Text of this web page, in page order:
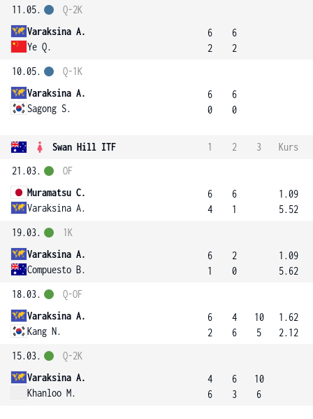
11.05.
Varaksina A.
Ye Q.
Q-2K
6
2
6
2
10.05.
Varaksina A.
Sagong S.
Q-1K
6
0
6
0
Swan Hill ITF 1 2 3
Kurs
21.03.
Muramatsu C.
Varaksina A.
OF
6
4
6
1
1.09
5.52
19.03.
Varaksina A.
Compuesto B.
1K
6
1
2
0
1.09
5.62
18.03.
Varaksina A.
Kang N.
Q-OF
6
2
4
6
10
5
1.62
2.12
15.03.
Varaksina A.
Khanloo M.
Q-2K
4
6
6
3
10
6